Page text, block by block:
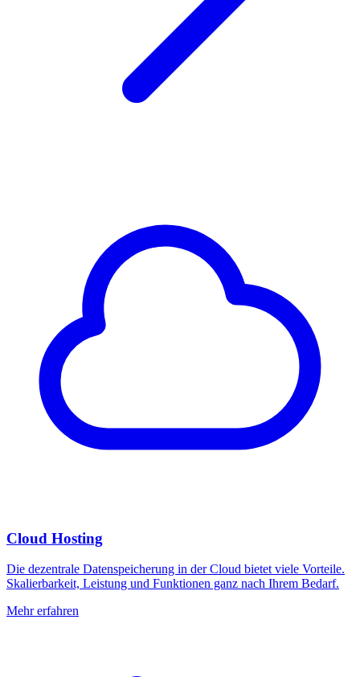
Cloud Hosting
Die dezentrale Datenspeicherung in der Cloud bietet viele Vorteile.
Skalierbarkeit, Leistung und Funktionen ganz nach Ihrem Bedarf.
Mehr erfahren